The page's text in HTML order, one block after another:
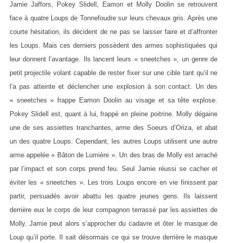
Jamie Jaffors, Pokey Slidell, Eamon et Molly Doolin se retrouvent
face à quatre Loups de Tonnefoudre sur leurs chevaux gris. Après une
courte hésitation, ils décident de ne pas se laisser faire et d’affronter
les Loups. Mais ces derniers possèdent des armes sophistiquées qui
leur donnent l’avantage. Ils lancent leurs « sneetches », un genre de
petit projectile volant capable de rester fixer sur une cible tant qu’il ne
l’a pas atteinte et déclencher une explosion à son contact. Un des
« sneetches » frappe Eamon Doolin au visage et sa tête explose.
Pokey Slidell est, quant à lui, frappé en pleine poitrine. Molly dégaine
une de ses assiettes tranchantes, arme des Soeurs d’Oriza, et abat
un des quatre Loups. Cependant, les autres Loups utilisent une autre
arme appelée « Bâton de Lumière ». Un des bras de Molly est arraché
par l’impact et son corps prend feu. Seul Jamie réussi se cacher et
éviter les « sneetches ». Les trois Loups encore en vie finissent par
partir, persuadés avoir abattu les quatre jeunes gens. Ils laissent
derrière eux le corps de leur compagnon terrassé par les assiettes de
Molly. Jamie peut alors s’approcher du cadavre et ôter le masque de
Loup qu’il porte. Il sait désormais ce qui se trouve derrière le masque